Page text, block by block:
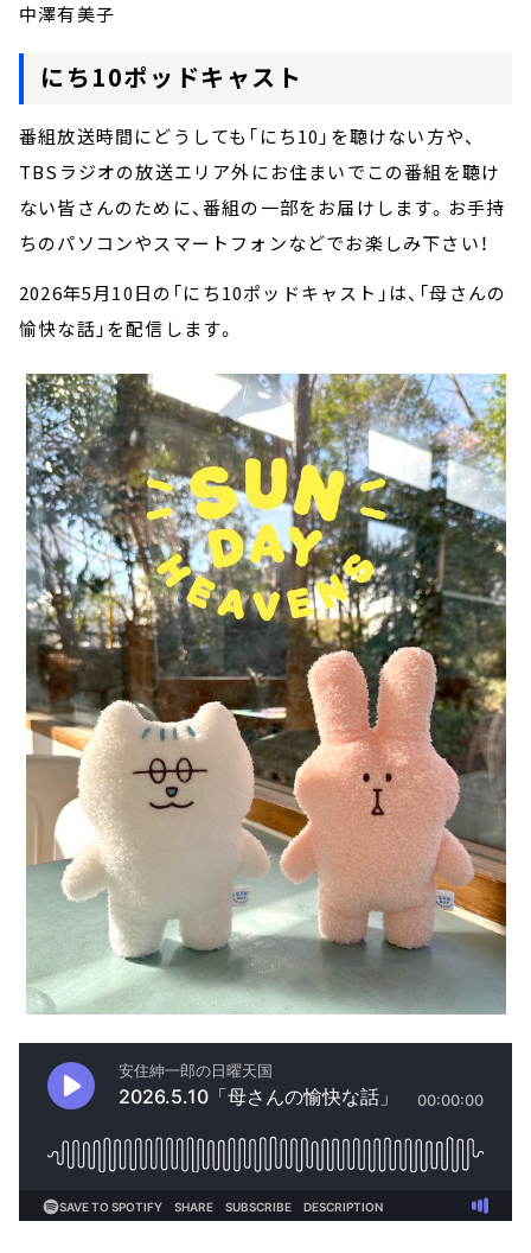
中澤有美子
にち10ポッドキャスト
番組放送時間にどうしても「にち10」を聴けない方や、
TBSラジオの放送エリア外にお住まいでこの番組を聴け
ない皆さんのために、番組の一部をお届けします。お手持
ちのパソコンやスマートフォンなどでお楽しみ下さい！
2026年5月10日の「にち10ポッドキャスト」は、「母さんの
愉快な話」を配信します。